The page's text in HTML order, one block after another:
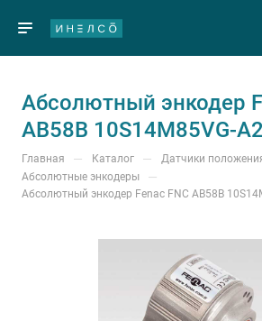
Абсолютный энкодер
AB58B 10S14M85VG-A2
Главная — Каталог — Датчики
Абсолютные энкодеры —
Абсолютный энкодер Fenac FNC AB58B